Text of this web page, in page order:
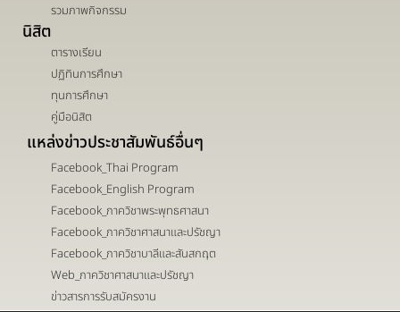
รวมภาพกิจกรรม
นิสิต
ตารางเรียน
ปฏิทินการศึกษา
ทุนการศึกษา
คู่มือนิสิต
แหล่งข่าวประชาสัมพันธ์อื่นๆ
Facebook_Thai Program
Facebook_English Program
Facebook_ภาควิชาพระพุทธศาสนา
Facebook_ภาควิชาศาสนาและปรัชญา
Facebook_ภาควิชาบาลีและสันสกฤต
Web_ภาควิชาศาสนาและปรัชญา
ข่าวสารการรับสมัครงาน